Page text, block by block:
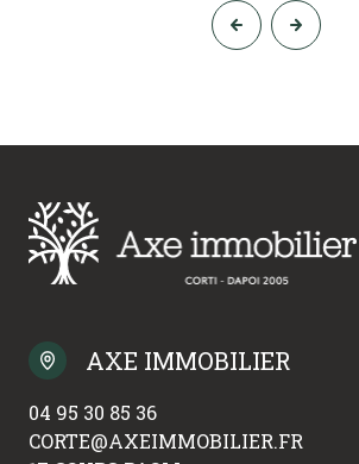
AXE IMMOBILIER
04 95 30 85 36
CORTE@AXEIMMOBILIER.FR